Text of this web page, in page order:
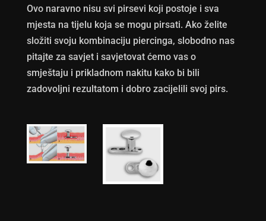
Ovo naravno nisu svi pirsevi koji postoje i sva
mjesta na tijelu koja se mogu pirsati. Ako želite
složiti svoju kombinaciju piercinga, slobodno nas
pitajte za savjet i savjetovat ćemo vas o
smještaju i prikladnom nakitu kako bi bili
zadovoljni rezultatom i dobro zacijelili svoj pirs.